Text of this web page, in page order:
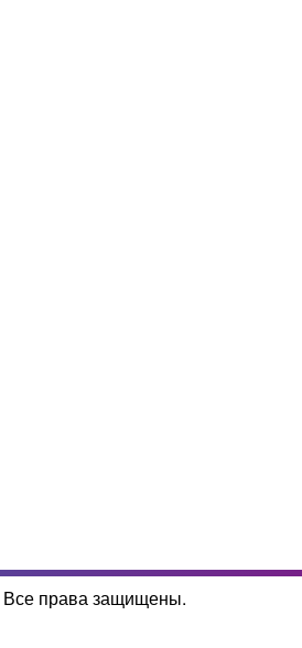
Все права защищены.